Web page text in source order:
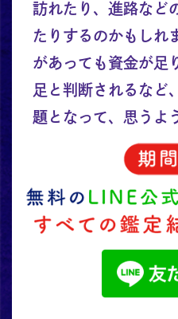
訪れたり、進路など
たりするのかもしれ
があっても資金が足
足と判断されるなど
題となって、思うよ